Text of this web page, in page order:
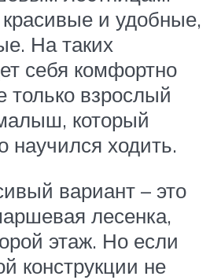
и удобные,
На таких
себя комфортно
только взрослый
который
научился ходить.
вариант – это
лесенка,
этаж. Но если
конструкции не